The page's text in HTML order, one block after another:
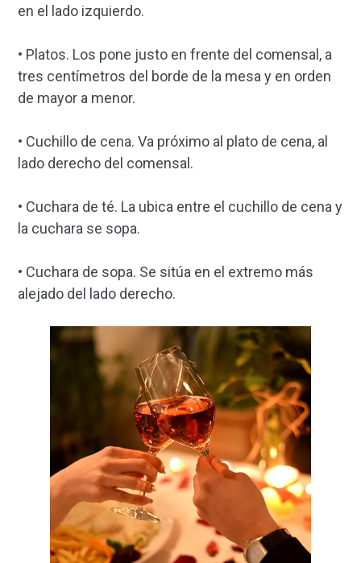
en el lado izquierdo.
• Platos. Los pone justo en frente del comensal, a
tres centímetros del borde de la mesa y en orden
de mayor a menor.
• Cuchillo de cena. Va próximo al plato de cena, al
lado derecho del comensal.
• Cuchara de té. La ubica entre el cuchillo de cena y
la cuchara se sopa.
• Cuchara de sopa. Se sitúa en el extremo más
alejado del lado derecho.